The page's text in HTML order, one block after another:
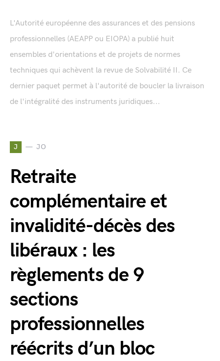
L'Autorité européenne des assurances et des pensions
professionnelles (AEAPP ou EIOPA) a publié huit
ensembles d'orientations et de projets de normes
techniques qui achèvent la revue de Solvabilité II. Ce
dernier paquet permet à l'autorité de boucler la livraison
de l'intégralité des instruments juridiques...
J JO
Retraite
complémentaire et
invalidité-décès des
libéraux : les
règlements de 9
sections
professionnelles
réécrits d’un bloc